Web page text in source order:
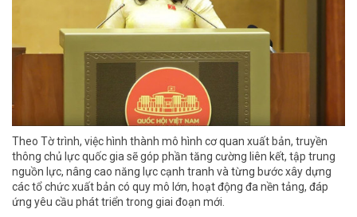
Theo Tờ trình, việc hình thành mô hình cơ quan xuất bản, truyền
thông chủ lực quốc gia sẽ góp phần tăng cường liên kết, tập trung
nguồn lực, nâng cao năng lực cạnh tranh và từng bước xây dựng
các tổ chức xuất bản có quy mô lớn, hoạt động đa nền tảng, đáp
ứng yêu cầu phát triển trong giai đoạn mới.